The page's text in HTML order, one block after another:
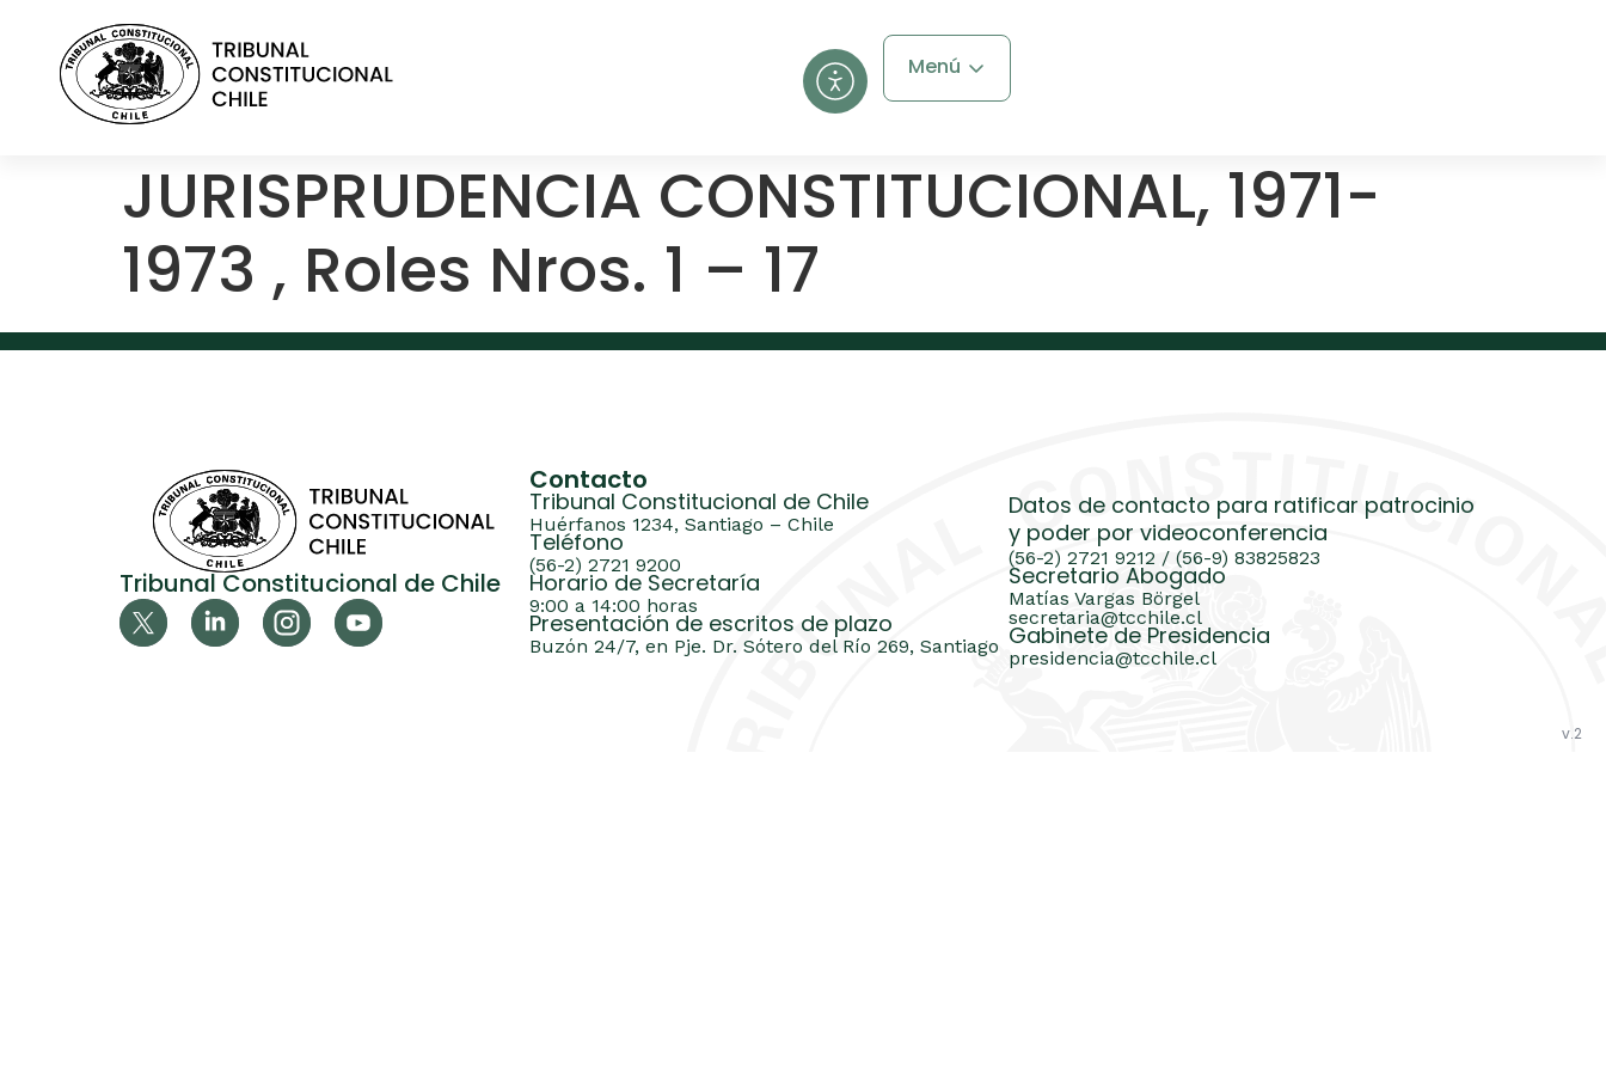
Menú
JURISPRUDENCIA CONSTITUCIONAL, 1971-
1973 , Roles Nros. 1 – 17
Tribunal Constitucional de Chile
Contacto
Tribunal Constitucional de Chile
Huérfanos 1234, Santiago – Chile
Teléfono
(56-2) 2721 9200
Horario de Secretaría
9:00 a 14:00 horas
Presentación de escritos de plazo
Buzón 24/7, en Pje. Dr. Sótero del Río 269, Santiago
Datos de contacto para ratificar patrocinio
y poder por videoconferencia
(56-2) 2721 9212 / (56-9) 83825823
Secretario Abogado
Matías Vargas Börgel
secretaria@tcchile.cl
Gabinete de Presidencia
presidencia@tcchile.cl
v.2